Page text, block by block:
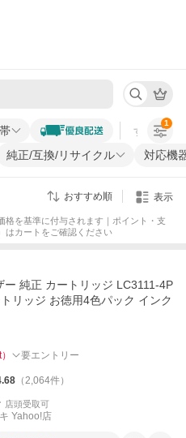
すべての条
純正/互換/リサイクル 対応機
1
おすすめ順 表示
格を基準に付与されます｜ポイント・支
はカートをご確認ください
ー 純正 カートリッジ LC3111-4P
リッジ お徳用4色パック インク
） 要エントリー
（2,064件）
店頭受取可
Yahoo!店